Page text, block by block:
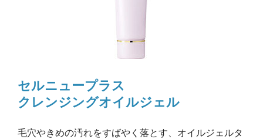
セルニュープラス
クレンジングオイルジェル
毛穴やきめの汚れをすばやく落とす、オイルジェルタ